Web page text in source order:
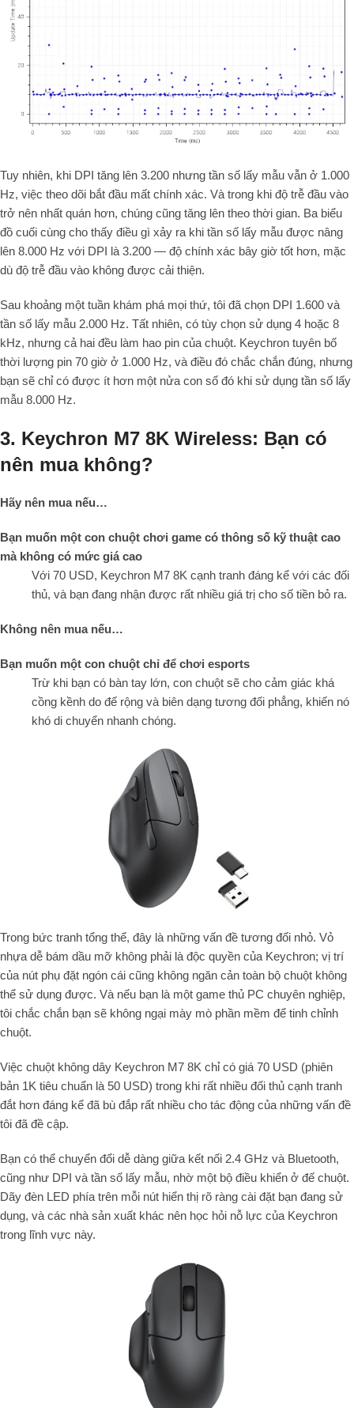
Tuy nhiên, khi DPI tăng lên 3.200 nhưng tần số lấy mẫu vẫn ở 1.000
Hz, việc theo dõi bắt đầu mất chính xác. Và trong khi độ trễ đầu vào
trở nên nhất quán hơn, chúng cũng tăng lên theo thời gian. Ba biểu
đồ cuối cùng cho thấy điều gì xảy ra khi tần số lấy mẫu được nâng
lên 8.000 Hz với DPI là 3.200 — độ chính xác bây giờ tốt hơn, mặc
dù độ trễ đầu vào không được cải thiện.
Sau khoảng một tuần khám phá mọi thứ, tôi đã chọn DPI 1.600 và
tần số lấy mẫu 2.000 Hz. Tất nhiên, có tùy chọn sử dụng 4 hoặc 8
kHz, nhưng cả hai đều làm hao pin của chuột. Keychron tuyên bố
thời lượng pin 70 giờ ở 1.000 Hz, và điều đó chắc chắn đúng, nhưng
bạn sẽ chỉ có được ít hơn một nửa con số đó khi sử dụng tần số lấy
mẫu 8.000 Hz.
3. Keychron M7 8K Wireless: Bạn có
nên mua không?
Hãy nên mua nếu…
Bạn muốn một con chuột chơi game có thông số kỹ thuật cao
mà không có mức giá cao
Với 70 USD, Keychron M7 8K cạnh tranh đáng kể với các đối
thủ, và bạn đang nhận được rất nhiều giá trị cho số tiền bỏ ra.
Không nên mua nếu…
Bạn muốn một con chuột chỉ để chơi esports
Trừ khi bạn có bàn tay lớn, con chuột sẽ cho cảm giác khá
cồng kềnh do đế rộng và biên dạng tương đối phẳng, khiến nó
khó di chuyển nhanh chóng.
Trong bức tranh tổng thể, đây là những vấn đề tương đối nhỏ. Vỏ
nhựa dễ bám dầu mỡ không phải là độc quyền của Keychron; vị trí
của nút phụ đặt ngón cái cũng không ngăn cản toàn bộ chuột không
thể sử dụng được. Và nếu bạn là một game thủ PC chuyên nghiệp,
tôi chắc chắn bạn sẽ không ngại mày mò phần mềm để tinh chỉnh
chuột.
Việc chuột không dây Keychron M7 8K chỉ có giá 70 USD (phiên
bản 1K tiêu chuẩn là 50 USD) trong khi rất nhiều đối thủ cạnh tranh
đắt hơn đáng kể đã bù đắp rất nhiều cho tác động của những vấn đề
tôi đã đề cập.
Bạn có thể chuyển đổi dễ dàng giữa kết nối 2.4 GHz và Bluetooth,
cũng như DPI và tần số lấy mẫu, nhờ một bộ điều khiển ở đế chuột.
Dãy đèn LED phía trên mỗi nút hiển thị rõ ràng cài đặt bạn đang sử
dụng, và các nhà sản xuất khác nên học hỏi nỗ lực của Keychron
trong lĩnh vực này.